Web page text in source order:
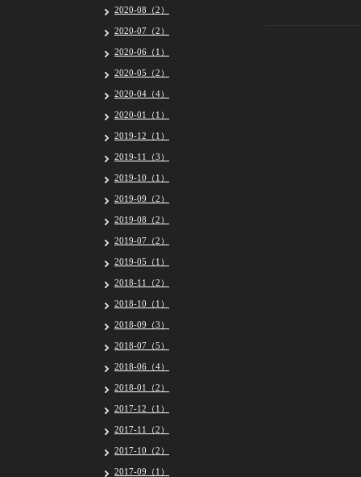
2020-08（2）
2020-07（2）
2020-06（1）
2020-05（2）
2020-04（4）
2020-01（1）
2019-12（1）
2019-11（3）
2019-10（1）
2019-09（2）
2019-08（2）
2019-07（2）
2019-05（1）
2018-11（2）
2018-10（1）
2018-09（3）
2018-07（5）
2018-06（4）
2018-01（2）
2017-12（1）
2017-11（2）
2017-10（2）
2017-09（1）